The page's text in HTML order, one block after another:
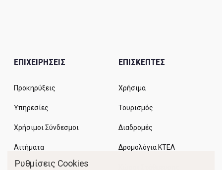
ΕΠΙΧΕΙΡΗΣΕΙΣ
Προκηρύξεις
Υπηρεσίες
Χρήσιμοι Σύνδεσμοι
Αιτήματα
ΕΠΙΣΚΕΠΤΕΣ
Χρήσιμα
Τουρισμός
Διαδρομές
Δρομολόγια ΚΤΕΛ
Ρυθμίσεις Cookies